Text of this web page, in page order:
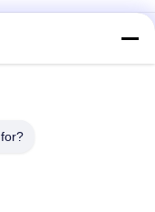
Untuk Aroma